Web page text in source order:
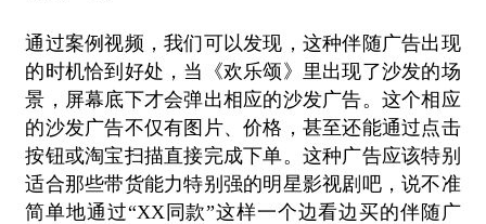
通过案例视频，我们可以发现，这种伴随广告出现
的时机恰到好处，当《欢乐颂》里出现了沙发的场
景，屏幕底下才会弹出相应的沙发广告。这个相应
的沙发广告不仅有图片、价格，甚至还能通过点击
按钮或淘宝扫描直接完成下单。这种广告应该特别
适合那些带货能力特别强的明星影视剧吧，说不准
简单地通过“XX同款”这样一个边看边买的伴随广